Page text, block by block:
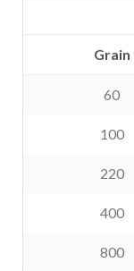
Grain
60
100
220
400
800